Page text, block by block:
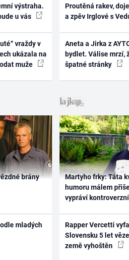
výstraha.
u vás
vraždy v
ukázala na
muže
Proutěná rakev,
a zpěv Irglové s
Aneta a Jirka z
bydlet. Válise mrzí,
špatné stránky
brány
mladých
Martyho frky: Táta
humoru málem
vypráví
Rapper Vercetti
Slovensku 5 let
země vyhoštěn